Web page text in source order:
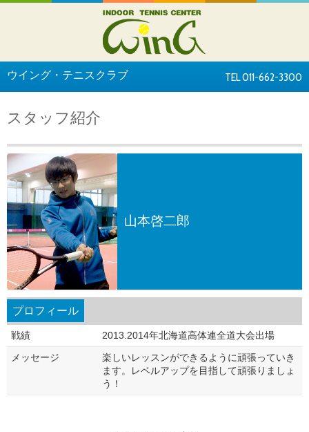
ウイング・テニスクラブ TEL 011-662-3300
スタッフ紹介
山本啓二郎
プロフィール
戦績
2013.2014年北海道高体連全道大会出場
メッセージ
楽しいレッスンができるように頑張っていき
ます。レベルアップを目指して頑張りましょ
う！